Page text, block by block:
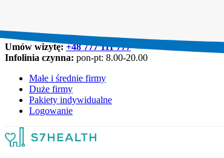
Umów wizytę:+48 777 111 777
Infolinia czynna: pon-pt: 8.00-20.00
Małe i średnie firmy
Duże firmy
Pakiety indywidualne
Logowanie